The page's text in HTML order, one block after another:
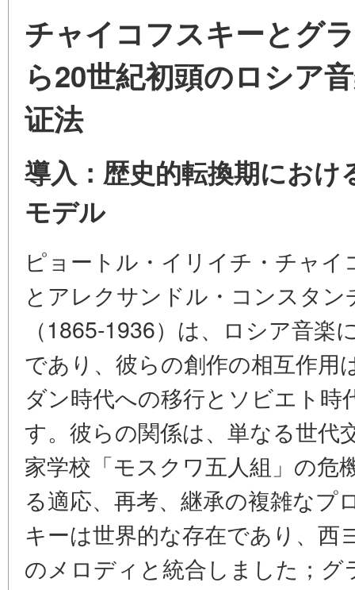
チャイコフスキーとグ
ら20世紀初頭のロシア
证法
導入：歴史的転換期にお
モデル
ピョートル・イリイチ・チャ
とアレクサンドル・コンスタ
（1865-1936）は、ロシア音
であり、彼らの創作の相互作用
ダン時代への移行とソビエト
す。彼らの関係は、単なる世代
家学校「モスクワ五人組」の危
る適応、再考、継承の複雑な
キーは世界的な存在であり、西
のメロディと統合しました；